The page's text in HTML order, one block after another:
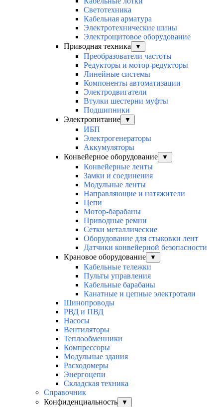
Светотехника
Кабельная арматура
Электротехнические шины
Электрощитовое оборудование
Приводная техника
▼
Преобразователи частоты
Редукторы и мотор-редукторы
Линейные системы
Компоненты автоматизации
Электродвигатели
Втулки шестерни муфты
Подшипники
Электропитание
▼
ИБП
Электрогенераторы
Аккумуляторы
Конвейерное оборудование
▼
Конвейерные ленты
Замки и соединения
Модульные ленты
Направляющие и натяжители
Цепи
Мотор-барабаны
Приводные ремни
Сетки металлические
Оборудование для стыковки лент
Датчики конвейерной безопасности
Крановое оборудование
▼
Кабельные тележки
Пульты управления
Кабельные барабаны
Канатные и цепные электротали
Шинопроводы
РВД и ПВД
Насосы
Вентиляторы
Теплообменники
Компрессоры
Модульные здания
Расходомеры
Энергоцепи
Складская техника
Справочник
Конфиденциальность
▼